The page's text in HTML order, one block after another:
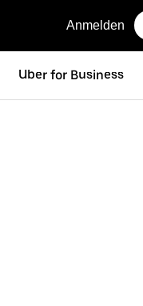
Anmelden
Uber for Business